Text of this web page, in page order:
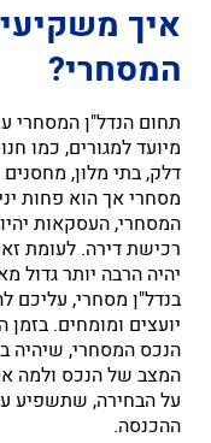
איך
המסחרי?
תחום הנדל"ן המסחרי
מיועד למגורים, כמו
דלק, בתי מלון, מחסנים
מסחרי אך הוא פחות
המסחרי, העסקאות
רכישת דירה. לעומת
יהיה הרבה יותר
בנדל"ן מסחרי, עליכם
יועצים ומומחים.
הנכס המסחרי, שיהיה
המצב של הנכס ולמה
על הבחירה, שתשפיע
ההכנסה.